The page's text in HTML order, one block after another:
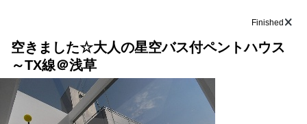
Finished
空きました☆大人の星空バス付ペントハウス
～TX線＠浅草